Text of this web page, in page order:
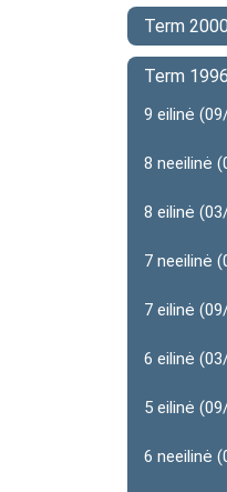
Term
Term
9 eilinė
8 neeilinė
8 eilinė
7 neeilinė
7 eilinė
6 eilinė
5 eilinė
6 neeilinė